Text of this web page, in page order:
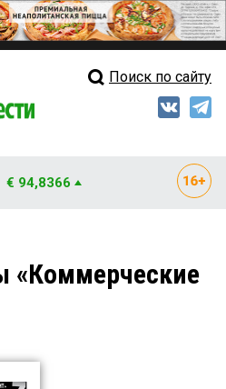
Свежий выпуск
Рейтинги
Поиск по сайту
€ 94,8366
«Коммерческие